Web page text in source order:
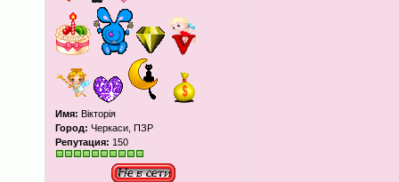
Имя: Вікторія
Город: Черкаси, ПЗР
Репутация: 150